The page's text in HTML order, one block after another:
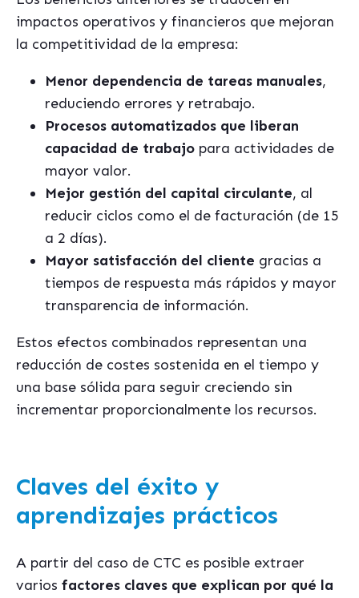
impactos operativos y financieros que mejoran
la competitividad de la empresa:
Menor dependencia de tareas manuales,
reduciendo errores y retrabajo.
Procesos automatizados que liberan
capacidad de trabajo para actividades de
mayor valor.
Mejor gestión del capital circulante, al
reducir ciclos como el de facturación (de 15
a 2 días).
Mayor satisfacción del cliente gracias a
tiempos de respuesta más rápidos y mayor
transparencia de información.
Estos efectos combinados representan una
reducción de costes sostenida en el tiempo y
una base sólida para seguir creciendo sin
incrementar proporcionalmente los recursos.
Claves del éxito y
aprendizajes prácticos
A partir del caso de CTC es posible extraer
varios factores claves que explican por qué la